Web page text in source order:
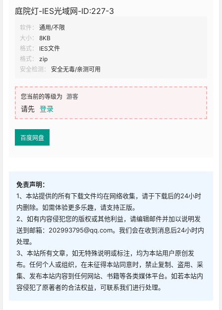
庭院灯-IES光域网-ID:227-3
软件：
通用/不限
大小：
8KB
格式：
IES文件
格式：
zip
安全检测：
安全无毒/亲测可用
您当前的等级为 游客
请先 登录
百度网盘
免责声明：
1、本站提供的所有下载文件均在网络收集，请于下载后的24小时
内删除。如需体验更多乐趣，请支持正版。
2、如有内容侵犯您的版权或其他利益，请编辑邮件并加以说明发
送到邮箱：202993795@qq.com。我们会在收到消息后24小时内
处理。
3、本站所有文章，如无特殊说明或标注，均为本站用户原创发
布。任何个人或组织，在未征得本站同意时，禁止复制、盗用、采
集、发布本站内容到任何网站、书籍等各类媒体平台。如若本站内
容侵犯了原著者的合法权益，可联系我们进行处理。